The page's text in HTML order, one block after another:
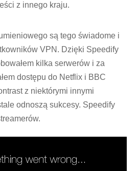
z innego kraju.
są tego świadome i
VPN. Dzięki Speedify
kilka serwerów i za
dostępu do Netflix i BBC
z niektórymi innymi
odnoszą sukcesy. Speedify